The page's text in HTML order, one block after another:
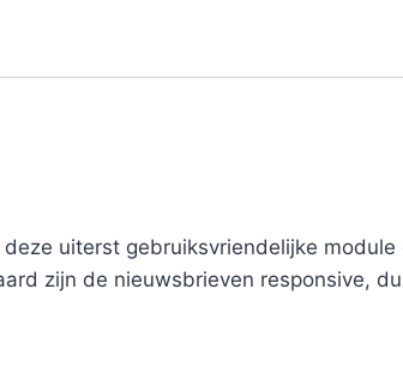
uiterst gebruiksvriendelijke module
zijn de nieuwsbrieven responsive,